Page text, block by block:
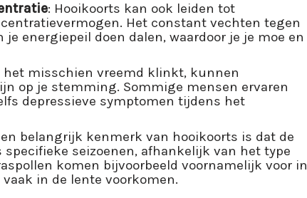
: Hooikoorts kan ook leiden tot
Het constant vechten tegen
energiepeil doen dalen, waardoor je je moe en
het misschien vreemd klinkt, kunnen
op je stemming. Sommige mensen ervaren
depressieve symptomen tijdens het
belangrijk kenmerk van hooikoorts is dat de
seizoenen, afhankelijk van het type
komen bijvoorbeeld voornamelijk voor in
in de lente voorkomen.